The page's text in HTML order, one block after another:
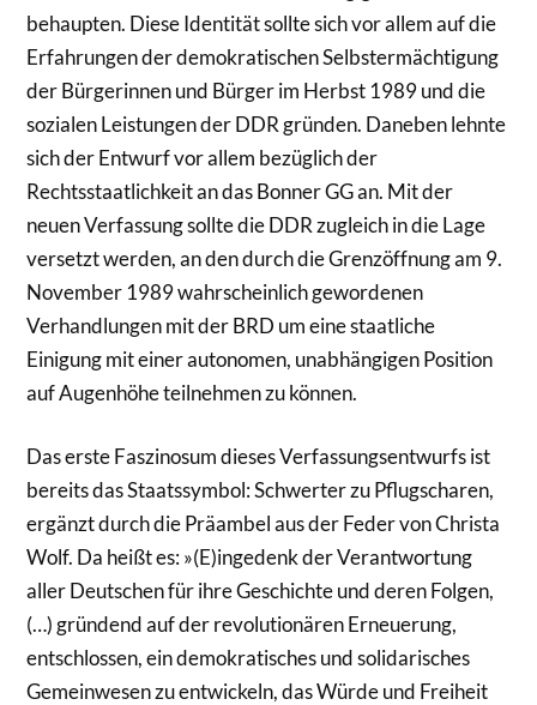
behaupten. Diese Identität sollte sich vor allem auf die
Erfahrungen der demokratischen Selbstermächtigung
der Bürgerinnen und Bürger im Herbst 1989 und die
sozialen Leistungen der DDR gründen. Daneben lehnte
sich der Entwurf vor allem bezüglich der
Rechtsstaatlichkeit an das Bonner GG an. Mit der
neuen Verfassung sollte die DDR zugleich in die Lage
versetzt werden, an den durch die Grenzöffnung am 9.
November 1989 wahrscheinlich gewordenen
Verhandlungen mit der BRD um eine staatliche
Einigung mit einer autonomen, unabhängigen Position
auf Augenhöhe teilnehmen zu können.
Das erste Faszinosum dieses Verfassungsentwurfs ist
bereits das Staatssymbol: Schwerter zu Pflugscharen,
ergänzt durch die Präambel aus der Feder von Christa
Wolf. Da heißt es: »(E)ingedenk der Verantwortung
aller Deutschen für ihre Geschichte und deren Folgen,
(…) gründend auf der revolutionären Erneuerung,
entschlossen, ein demokratisches und solidarisches
Gemeinwesen zu entwickeln, das Würde und Freiheit